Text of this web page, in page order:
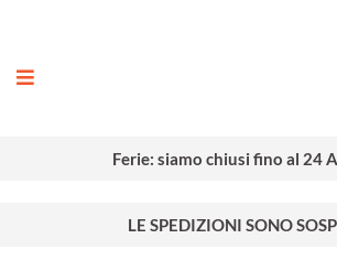
Ferie: siamo chiusi fino al 24
LE SPEDIZIONI SONO